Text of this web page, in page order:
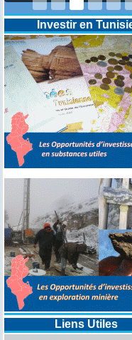
Investir en
Liens Utiles